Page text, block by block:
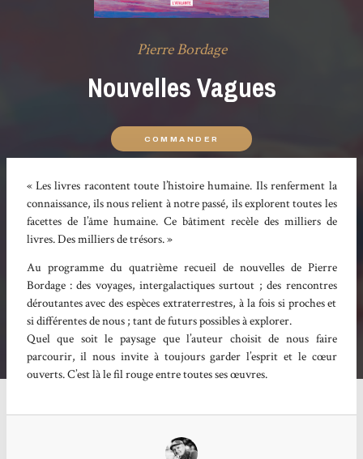
Pierre Bordage
Nouvelles Vagues
COMMANDER
« Les livres racontent toute l’histoire humaine. Ils renferment la
connaissance, ils nous relient à notre passé, ils explorent toutes les
facettes de l’âme humaine. Ce bâtiment recèle des milliers de
livres. Des milliers de trésors. »
Au programme du quatrième recueil de nouvelles de Pierre
Bordage : des voyages, intergalactiques surtout ; des rencontres
déroutantes avec des espèces extraterrestres, à la fois si proches et
si différentes de nous ; tant de futurs possibles à explorer.
Quel que soit le paysage que l’auteur choisit de nous faire
parcourir, il nous invite à toujours garder l’esprit et le cœur
ouverts. C’est là le fil rouge entre toutes ses œuvres.